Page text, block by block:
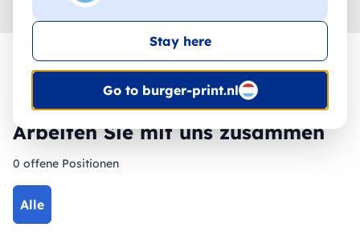
Stay here
Go to burger-print.nl
Home
🔥 -30 % DTF-Druck
Arbeiten Sie mit uns zusammen
0 offene Positionen
Alle